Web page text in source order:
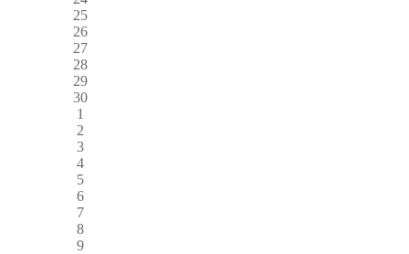
25
26
27
28
29
30
1
2
3
4
5
6
7
8
9